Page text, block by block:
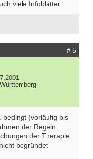
viele Infoblätter.
# 5
bedingt (vorläufig bis
der Regeln.
der Therapie
begründet